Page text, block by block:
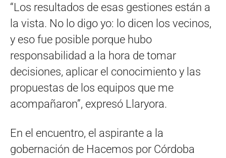
“Los resultados de esas gestiones están a
la vista. No lo digo yo: lo dicen los vecinos,
y eso fue posible porque hubo
responsabilidad a la hora de tomar
decisiones, aplicar el conocimiento y las
propuestas de los equipos que me
acompañaron”, expresó Llaryora.
En el encuentro, el aspirante a la
gobernación de Hacemos por Córdoba